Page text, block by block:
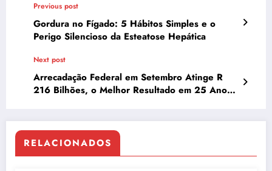
Previous post
Gordura no Fígado: 5 Hábitos Simples e o
Perigo Silencioso da Esteatose Hepática
Next post
Arrecadação Federal em Setembro Atinge R
216 Bilhões, o Melhor Resultado em 25 Anos,
RELACIONADOS